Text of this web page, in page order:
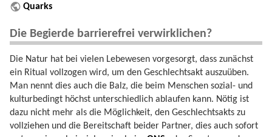
Quarks
Die Begierde barrierefrei verwirklichen?
Die Natur hat bei vielen Lebewesen vorgesorgt, dass zunächst
ein Ritual vollzogen wird, um den Geschlechtsakt auszuüben.
Man nennt dies auch die Balz, die beim Menschen sozial- und
kulturbedingt höchst unterschiedlich ablaufen kann. Nötig ist
dazu nicht mehr als die Möglichkeit, den Geschlechtsakts zu
vollziehen und die Bereitschaft beider Partner, dies auch sofort